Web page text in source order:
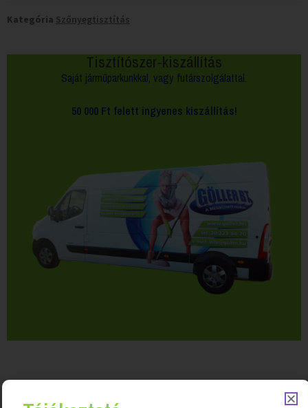
Kategória Szőnyegtisztítás
Tisztítószer-kiszállítás
Saját járműparkunkkal, vagy futárszolgálattal.
50 000 Ft felett ingyenes kiszállítás!